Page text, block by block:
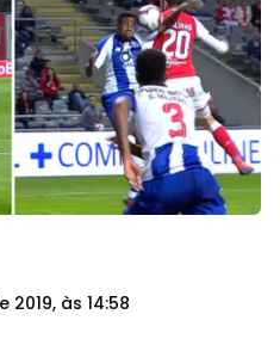
às 14:58